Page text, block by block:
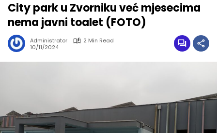
City park u Zvorniku već mjesecima
nema javni toalet (FOTO)
Administrator
2 Min Read
10/11/2024